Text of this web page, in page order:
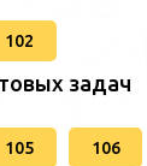
102
задач
105 106